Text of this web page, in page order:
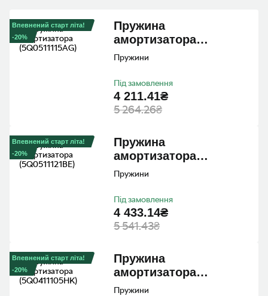
Впевнений старт літа!
-20%
Пружина
амортизатора
(5Q0511115AG)
Пружини
4 211.41₴
5 264.26₴
Під замовлення
Впевнений старт літа!
-20%
Пружина
амортизатора
(5Q0511121BE)
Пружини
4 433.14₴
5 541.43₴
Під замовлення
Впевнений старт літа!
-20%
Пружина
амортизатора
(5Q0411105HK)
Пружини